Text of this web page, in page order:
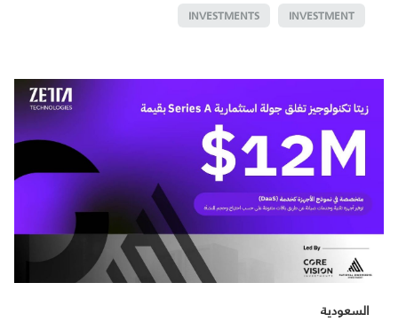
INVESTMENT
INVESTMENTS
السعودية